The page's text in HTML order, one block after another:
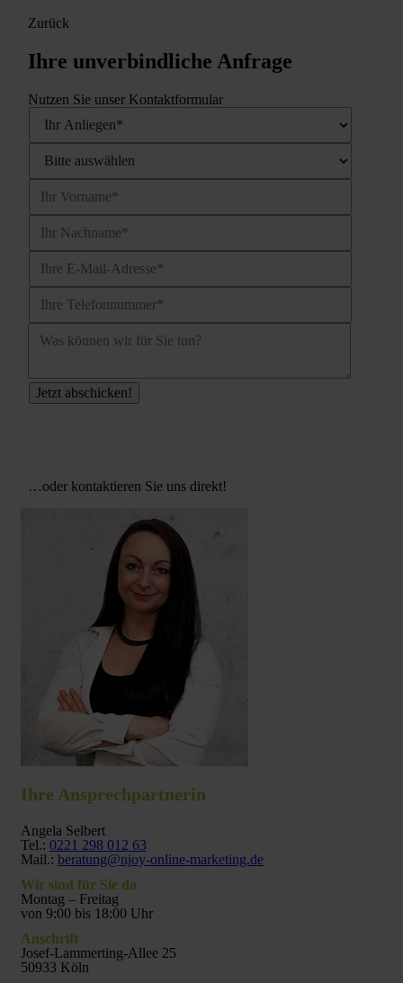
Zurück
Ihre unverbindliche Anfrage
Nutzen Sie unser Kontaktformular
…oder kontaktieren Sie uns direkt!
Ihre Ansprechpartnerin
Angela Selbert
Tel.: 0221 298 012 63
Mail.: beratung@njoy-online-marketing.de
Wir sind für Sie da
Montag – Freitag
von 9:00 bis 18:00 Uhr
Anschrift
Josef-Lammerting-Allee 25
50933 Köln